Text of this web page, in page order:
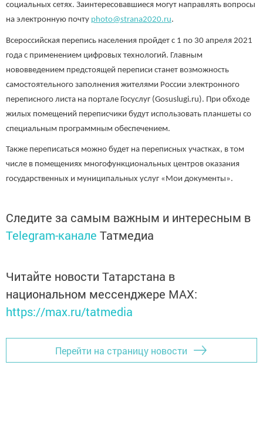
социальных сетях. Заинтересовавшиеся могут направлять вопросы
на электронную почту photo@strana2020.ru.
Всероссийская перепись населения пройдет с 1 по 30 апреля 2021
года с применением цифровых технологий. Главным
нововведением предстоящей переписи станет возможность
самостоятельного заполнения жителями России электронного
переписного листа на портале Госуслуг (Gosuslugi.ru). При обходе
жилых помещений переписчики будут использовать планшеты со
специальным программным обеспечением.
Также переписаться можно будет на переписных участках, в том
числе в помещениях многофункциональных центров оказания
государственных и муниципальных услуг «Мои документы».
Следите за самым важным и интересным в
Telegram-канале Татмедиа
Читайте новости Татарстана в
национальном мессенджере MАХ:
https://max.ru/tatmedia
Перейти на страницу новости